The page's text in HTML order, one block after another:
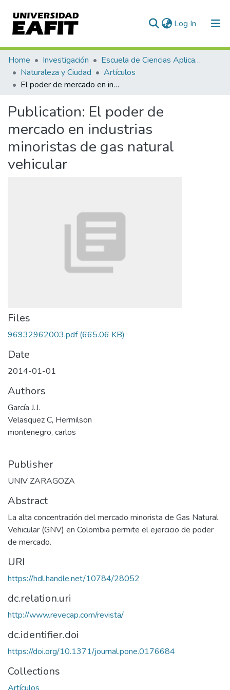
Log In (current)
Communities & Collections
All of DSpace
Home Investigación
Escuela de Ciencias Aplicadas e Ingeniería
Naturaleza y Ciudad
Artículos
El poder de mercado en industrias minoristas de gas natural vehicular
Publication: El poder de
mercado en industrias
minoristas de gas natural
vehicular
Files
96932962003.pdf(665.06 KB)
Date
2014-01-01
Authors
García J.J.
Velasquez C, Hermilson
montenegro, carlos
Publisher
UNIV ZARAGOZA
Abstract
La alta concentración del mercado minorista de Gas Natural
Vehicular (GNV) en Colombia permite el ejercicio de poder
de mercado.
URI
https://hdl.handle.net/10784/28052
dc.relation.uri
http://www.revecap.com/revista/
dc.identifier.doi
https://doi.org/10.1371/journal.pone.0176684
Collections